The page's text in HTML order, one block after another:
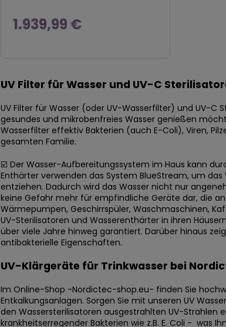
1.939,99 €
UV Filter für Wasser und UV-C
UV Filter für Wasser (oder UV-Wasserfilter) und UV-C
gesundes und mikrobenfreies Wasser genießen
Wasserfilter effektiv Bakterien (auch E-Coli), Viren,
gesamten Familie.
☑️ Der Wasser-Aufbereitungssystem im Haus kann
Enthärter verwenden das System BlueStream, um das
entziehen. Dadurch wird das Wasser nicht nur
keine Gefahr mehr für empfindliche Geräte dar, die
Wärmepumpen, Geschirrspüler, Waschmaschinen,
UV-Sterilisatoren und Wasserenthärter in ihren
über viele Jahre hinweg garantiert. Darüber hinaus
antibakterielle Eigenschaften.
UV-Klärgeräte für Trinkwasser bei
Im Online-Shop -Nordictec-shop.eu- finden Sie
Entkalkungsanlagen. Sorgen Sie mit unseren UV
den Wassersterilisatoren ausgestrahlten UV-Strahlen
krankheitserregender Bakterien wie z.B. E. Coli - was